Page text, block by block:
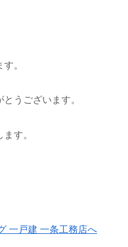
。
うございます。
す。